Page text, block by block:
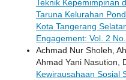
Teknik Kepemimpinan
Taruna Kelurahan
Kota Tangerang
Engagement: Vol. 2
Achmad Nur Sholeh,
Ahmad Yani Nasution,
Kewirausahaan Sosial